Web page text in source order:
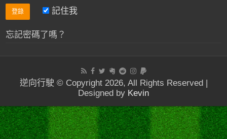
記住我
忘記密碼了嗎？
逆向行駛 © Copyright 2026, All Rights Reserved |
Designed by Kevin